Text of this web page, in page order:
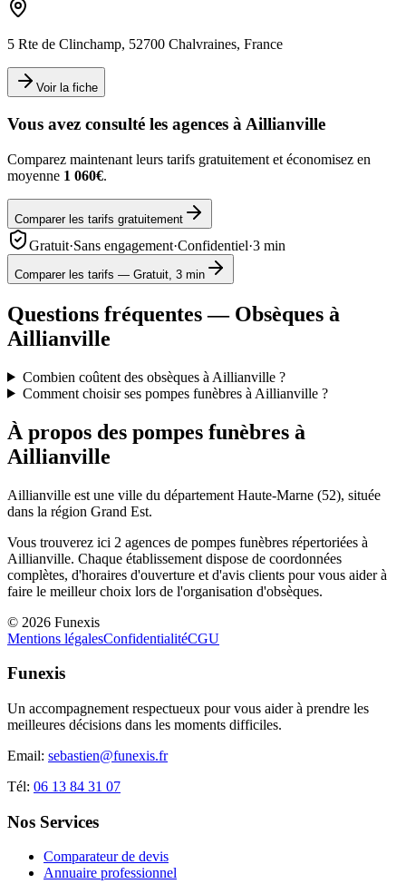
5 Rte de Clinchamp, 52700 Chalvraines, France
Voir la fiche
Vous avez consulté les agences à Aillianville
Comparez maintenant leurs tarifs gratuitement et économisez en
moyenne 1 060€.
Comparer les tarifs gratuitement
Gratuit·Sans engagement·Confidentiel·3 min
Comparer les tarifs — Gratuit, 3 min
Questions fréquentes — Obsèques à
Aillianville
Combien coûtent des obsèques à Aillianville ?
Comment choisir ses pompes funèbres à Aillianville ?
À propos des pompes funèbres à
Aillianville
Aillianville est une ville du département Haute-Marne (52), située
dans la région Grand Est.
Vous trouverez ici 2 agences de pompes funèbres répertoriées à
Aillianville. Chaque établissement dispose de coordonnées
complètes, d'horaires d'ouverture et d'avis clients pour vous aider à
faire le meilleur choix lors de l'organisation d'obsèques.
© 2026 Funexis
Mentions légalesConfidentialitéCGU
Funexis
Un accompagnement respectueux pour vous aider à prendre les
meilleures décisions dans les moments difficiles.
Email: sebastien@funexis.fr
Tél: 06 13 84 31 07
Nos Services
Comparateur de devis
Annuaire professionnel